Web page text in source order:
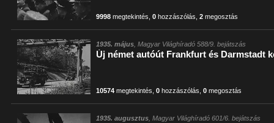
9998 megtekintés ,0 hozzászólás ,2 megosztás
1935. május , Magyar Világhíradó 588/9. bejátszás
Új német autóút Frankfurt és Darmstadt
10574 megtekintés ,0 hozzászólás ,0 megosztás
1935. augusztus , Magyar Világhíradó 601/6. bejátszás